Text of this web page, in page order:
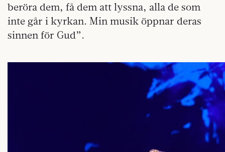
beröra dem, få dem att lyssna, alla de som
inte går i kyrkan. Min musik öppnar deras
sinnen för Gud”.